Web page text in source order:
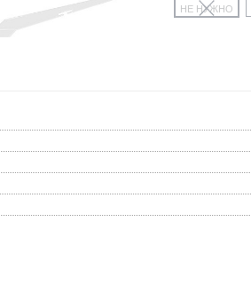
НЕ НУЖНО